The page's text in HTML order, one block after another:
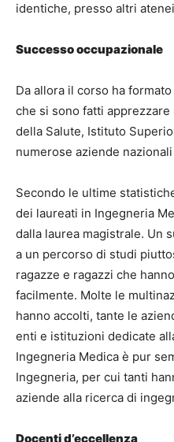
identiche, presso altri
Successo occupazionale
Da allora il corso ha
che si sono fatti
della Salute, Istituto
numerose aziende
Secondo le ultime
dei laureati in Ingegneria
dalla laurea magistrale. Un
a un percorso di studi
ragazze e ragazzi che
facilmente. Molte le
hanno accolti, tante le
enti e istituzioni dedicate
Ingegneria Medica è pur
Ingegneria, per cui tanti
aziende alla ricerca di
Docenti d’eccellenza